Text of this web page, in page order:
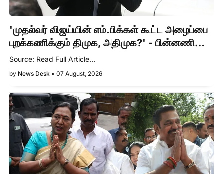
'முதல்வர் விஜய்யின் எம்.பிக்கள் கூட்ட அழைப்பை
புறக்கணிக்கும் திமுக, அதிமுக?' - பின்னணி
என்ன?
Source: Read Full Article…
by News Desk • 07 August, 2026